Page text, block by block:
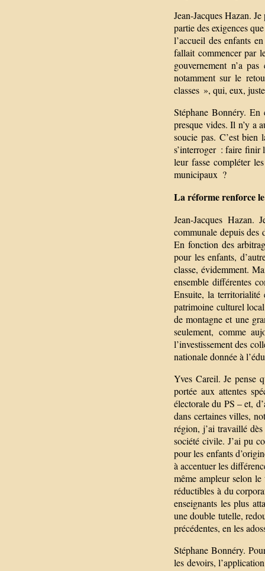
Jean-Jacques Hazan.
partie des exigences
l’accueil des enfants
fallait commencer par
gouvernement n’a
notamment sur le
classes », qui, eux,
Stéphane Bonnéry. En
presque vides. Il n’y a
soucie pas. C’est
s’interroger : faire finir
leur fasse compléter
municipaux ?
La réforme renforce
Jean-Jacques
communale depuis des
En fonction des
pour les enfants,
classe, évidemment.
ensemble différentes
Ensuite, la
patrimoine culturel
de montagne et une
seulement, comme
l’investissement des
nationale donnée à
Yves Careil. Je pense
portée aux attentes
électorale du PS – et,
dans certaines villes,
région, j’ai travaillé
société civile. J’ai pu
pour les enfants
à accentuer les
même ampleur selon le
réductibles à du
enseignants les plus
une double tutelle,
précédentes, en les
Stéphane Bonnéry.
les devoirs,